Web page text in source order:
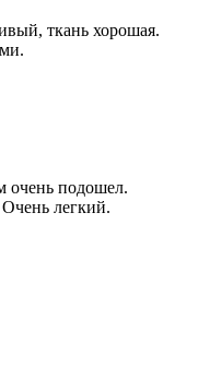
ткань хорошая.
очень подошел.
легкий.